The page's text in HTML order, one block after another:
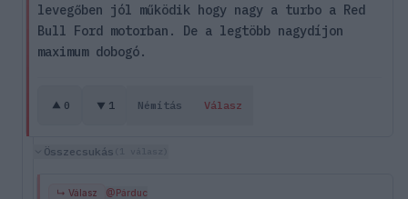
levegőben jól működik hogy nagy a turbo a Red
Bull Ford motorban. De a legtöbb nagydíjon
maximum dobogó.
0 1 Némítás Válasz
Összecsukás
↳ Válasz @Párduc